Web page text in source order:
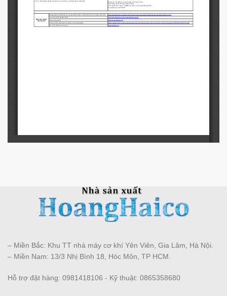
– Miền Bắc: Khu TT nhà máy cơ khí Yên Viên, Gia Lâm, Hà Nội.
– Miền Nam: 13/3 Nhị Bình 18, Hóc Môn, TP HCM.
Hỗ trợ đặt hàng: 0981418106 - Kỹ thuật: 0865358680